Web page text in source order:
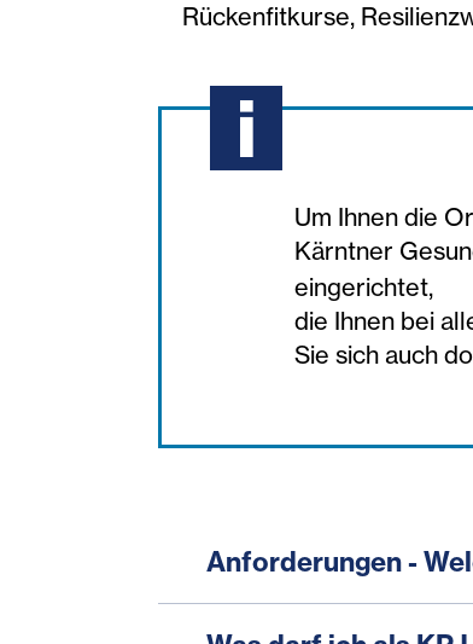
Rückenfitkurse,
Um Ihnen die
Kärntner
eingerichtet,
die Ihnen bei
Sie sich auch
Anforderungen -